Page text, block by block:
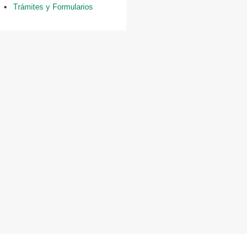
Trámites y Formularios